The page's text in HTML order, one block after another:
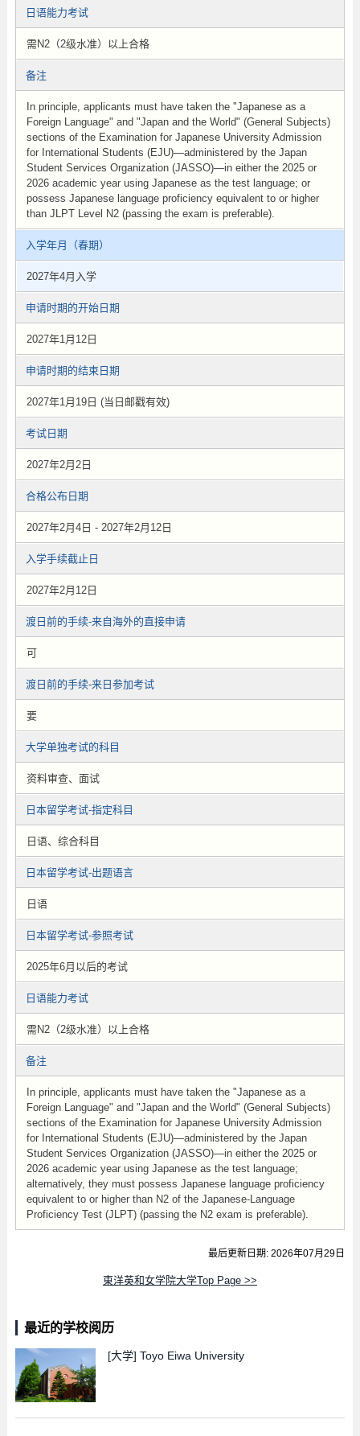
日语能力考试
需N2（2级水准）以上合格
备注
In principle, applicants must have taken the "Japanese as a
Foreign Language" and "Japan and the World" (General Subjects)
sections of the Examination for Japanese University Admission
for International Students (EJU)—administered by the Japan
Student Services Organization (JASSO)—in either the 2025 or
2026 academic year using Japanese as the test language; or
possess Japanese language proficiency equivalent to or higher
than JLPT Level N2 (passing the exam is preferable).
入学年月（春期）
2027年4月入学
申请时期的开始日期
2027年1月12日
申请时期的结束日期
2027年1月19日 (当日邮戳有效)
考试日期
2027年2月2日
合格公布日期
2027年2月4日 - 2027年2月12日
入学手续截止日
2027年2月12日
渡日前的手续-来自海外的直接申请
可
渡日前的手续-来日参加考试
要
大学单独考试的科目
资料审查、面试
日本留学考试-指定科目
日语、综合科目
日本留学考试-出题语言
日语
日本留学考试-参照考试
2025年6月以后的考试
日语能力考试
需N2（2级水准）以上合格
备注
In principle, applicants must have taken the "Japanese as a
Foreign Language" and "Japan and the World" (General Subjects)
sections of the Examination for Japanese University Admission
for International Students (EJU)—administered by the Japan
Student Services Organization (JASSO)—in either the 2025 or
2026 academic year using Japanese as the test language;
alternatively, they must possess Japanese language proficiency
equivalent to or higher than N2 of the Japanese-Language
Proficiency Test (JLPT) (passing the N2 exam is preferable).
最后更新日期: 2026年07月29日
東洋英和女学院大学Top Page >>
最近的学校阅历
[大学] Toyo Eiwa University